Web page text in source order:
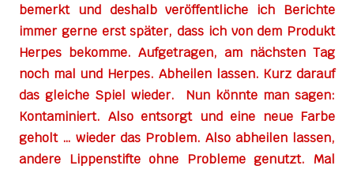
bemerkt und deshalb veröffentliche ich Berichte
immer gerne erst später, dass ich von dem Produkt
Herpes bekomme. Aufgetragen, am nächsten Tag
noch mal und Herpes. Abheilen lassen. Kurz darauf
das gleiche Spiel wieder. Nun könnte man sagen:
Kontaminiert. Also entsorgt und eine neue Farbe
geholt … wieder das Problem. Also abheilen lassen,
andere Lippenstifte ohne Probleme genutzt. Mal